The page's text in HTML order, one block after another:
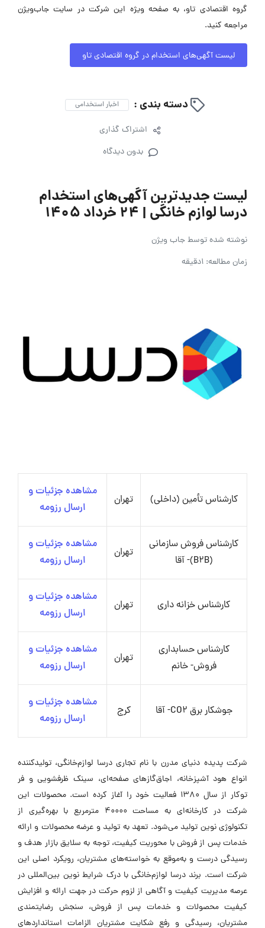
گروه اقتصادی تاو، به صفحه ویژه این شرکت در سایت جاب‌ویژن
مراجعه کنید.
لیست آگهی‌های استخدام در گروه اقتصادی تاو
دسته بندی : اخبار استخدامی
اشتراک گذاری
بدون دیدگاه
لیست جدیدترین آگهی‌های استخدام
درسا لوازم خانگی | ۲۴ خرداد ۱۴۰۵
نوشته شده توسطجاب ویژن
زمان مطالعه: 1دقیقه
کارشناس تأمین (داخلی) تهران
مشاهده جزئیات و
ارسال رزومه
کارشناس فروش سازمانی
(B2B)- آقا
تهران
مشاهده جزئیات و
ارسال رزومه
کارشناس خزانه داری تهران
مشاهده جزئیات و
ارسال رزومه
کارشناس حسابداری
فروش- خانم
تهران
مشاهده جزئیات و
ارسال رزومه
جوشکار برق CO2- آقا کرج
مشاهده جزئیات و
ارسال رزومه
شرکت پدیده دنیای مدرن با نام تجاری درسا لوازم‌خانگی، تولیدکننده
انواع هود آشپزخانه، اجاق‌گازهای صفحه‌ای، سینک ظرفشویی و فر
توکار از سال ۱۳۸۰ فعالیت خود را آغاز کرده است. محصولات این
شرکت در کارخانه‌ای به مساحت ۴۰۰۰۰ مترمربع با بهره‌گیری از
تکنولوژی نوین تولید می‌شود. تعهد به تولید و عرضه محصولات و ارائه
خدمات پس از فروش با محوریت کیفیت، توجه به سلایق بازار هدف و
رسیدگی درست و به‌موقع به خواسته‌های مشتریان، رویکرد اصلی این
شرکت است. برند درسا لوازم‌خانگی با درک شرایط نوین بین‌المللی در
عرصه مدیریت کیفیت و آگاهی از لزوم حرکت در جهت ارائه و افزایش
کیفیت محصولات و خدمات پس از فروش، سنجش رضایتمندی
مشتریان، رسیدگی و رفع شکایت مشتریان الزامات استانداردهای